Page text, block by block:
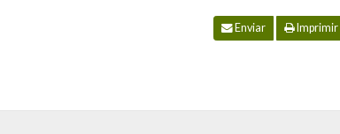
Enviar Imprimir